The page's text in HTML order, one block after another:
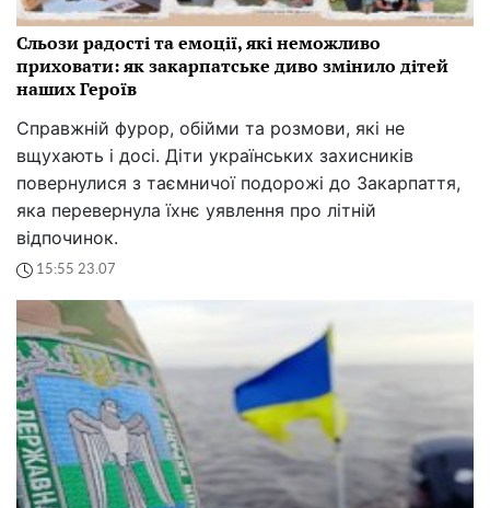
Сльози радості та емоції, які неможливо
приховати: як закарпатське диво змінило дітей
наших Героїв
Справжній фурор, обійми та розмови, які не
вщухають і досі. Діти українських захисників
повернулися з таємничої подорожі до Закарпаття,
яка перевернула їхнє уявлення про літній
відпочинок.
15:55 23.07